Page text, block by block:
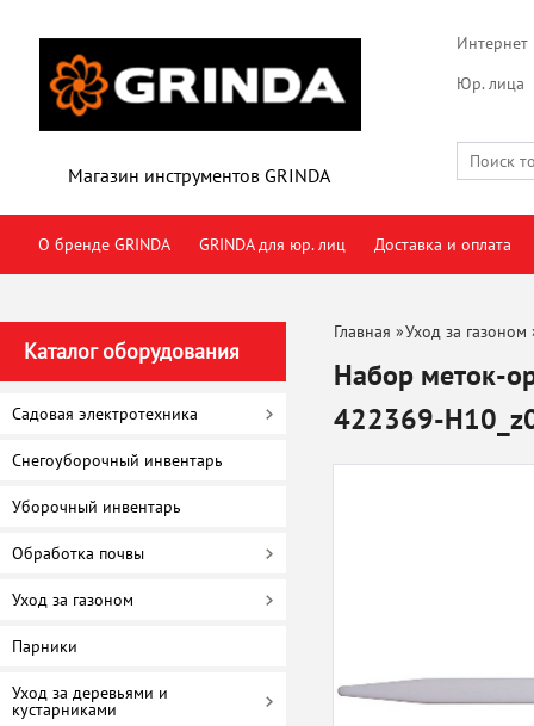
Магазин инструментов GRINDA
Интернет
Юр. лица
О бренде GRINDA GRINDA для юр. лиц Доставка и оплата
Каталог оборудования
Садовая электротехника
Снегоуборочный инвентарь
Уборочный инвентарь
Обработка почвы
Уход за газоном
Парники
Уход за деревьями и
кустарниками
Главная »Уход за газоном
Набор меток-
422369-